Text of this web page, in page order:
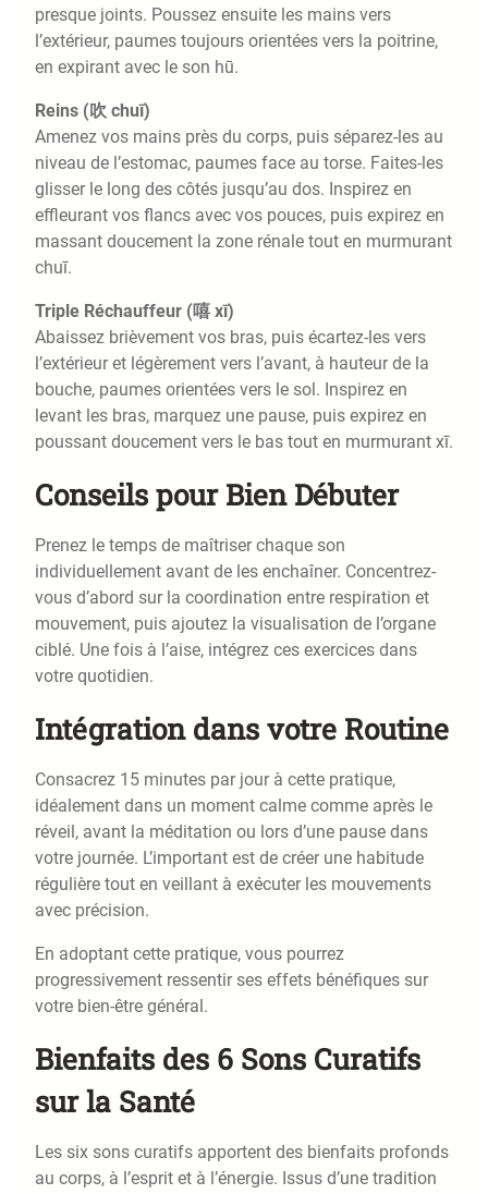
presque joints. Poussez ensuite les mains vers
l’extérieur, paumes toujours orientées vers la poitrine,
en expirant avec le son hū.
Reins (吹 chuī)
Amenez vos mains près du corps, puis séparez-les au
niveau de l’estomac, paumes face au torse. Faites-les
glisser le long des côtés jusqu’au dos. Inspirez en
effleurant vos flancs avec vos pouces, puis expirez en
massant doucement la zone rénale tout en murmurant
chuī.
Triple Réchauffeur (嘻 xī)
Abaissez brièvement vos bras, puis écartez-les vers
l’extérieur et légèrement vers l’avant, à hauteur de la
bouche, paumes orientées vers le sol. Inspirez en
levant les bras, marquez une pause, puis expirez en
poussant doucement vers le bas tout en murmurant xī.
Conseils pour Bien Débuter
Prenez le temps de maîtriser chaque son
individuellement avant de les enchaîner. Concentrez-
vous d’abord sur la coordination entre respiration et
mouvement, puis ajoutez la visualisation de l’organe
ciblé. Une fois à l’aise, intégrez ces exercices dans
votre quotidien.
Intégration dans votre Routine
Consacrez 15 minutes par jour à cette pratique,
idéalement dans un moment calme comme après le
réveil, avant la méditation ou lors d’une pause dans
votre journée. L’important est de créer une habitude
régulière tout en veillant à exécuter les mouvements
avec précision.
En adoptant cette pratique, vous pourrez
progressivement ressentir ses effets bénéfiques sur
votre bien-être général.
Bienfaits des 6 Sons Curatifs
sur la Santé
Les six sons curatifs apportent des bienfaits profonds
au corps, à l’esprit et à l’énergie. Issus d’une tradition